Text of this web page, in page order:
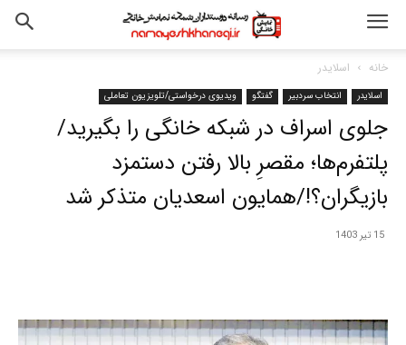
خانه اسلایدر
اسلایدر انتخاب سردبیر گفتگو ویدیوی درخواستی/تلویزیون تعاملی
جلوی اسراف در شبکه خانگی را بگیرید/
پلتفرم‌ها؛ مقصرِ بالا رفتن دستمزد
بازیگران؟!/همایون اسعدیان متذکر شد
15 تیر 1403